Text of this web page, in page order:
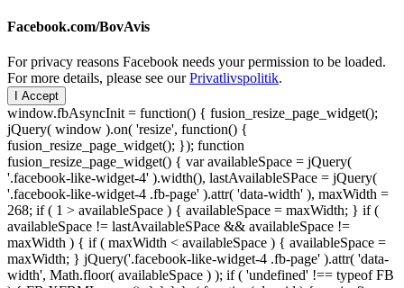
Facebook.com/BovAvis
For privacy reasons Facebook needs your permission to be loaded.
For more details, please see ourPrivatlivspolitik.
I Accept
window.fbAsyncInit = function() { fusion_resize_page_widget();
jQuery( window ).on( 'resize', function() {
fusion_resize_page_widget(); }); function
fusion_resize_page_widget() { var availableSpace = jQuery(
'.facebook-like-widget-4' ).width(), lastAvailableSPace = jQuery(
'.facebook-like-widget-4 .fb-page' ).attr( 'data-width' ), maxWidth =
268; if ( 1 > availableSpace ) { availableSpace = maxWidth; } if (
availableSpace != lastAvailableSPace && availableSpace !=
maxWidth ) { if ( maxWidth < availableSpace ) { availableSpace =
maxWidth; } jQuery('.facebook-like-widget-4 .fb-page' ).attr( 'data-
width', Math.floor( availableSpace ) ); if ( 'undefined' !== typeof FB